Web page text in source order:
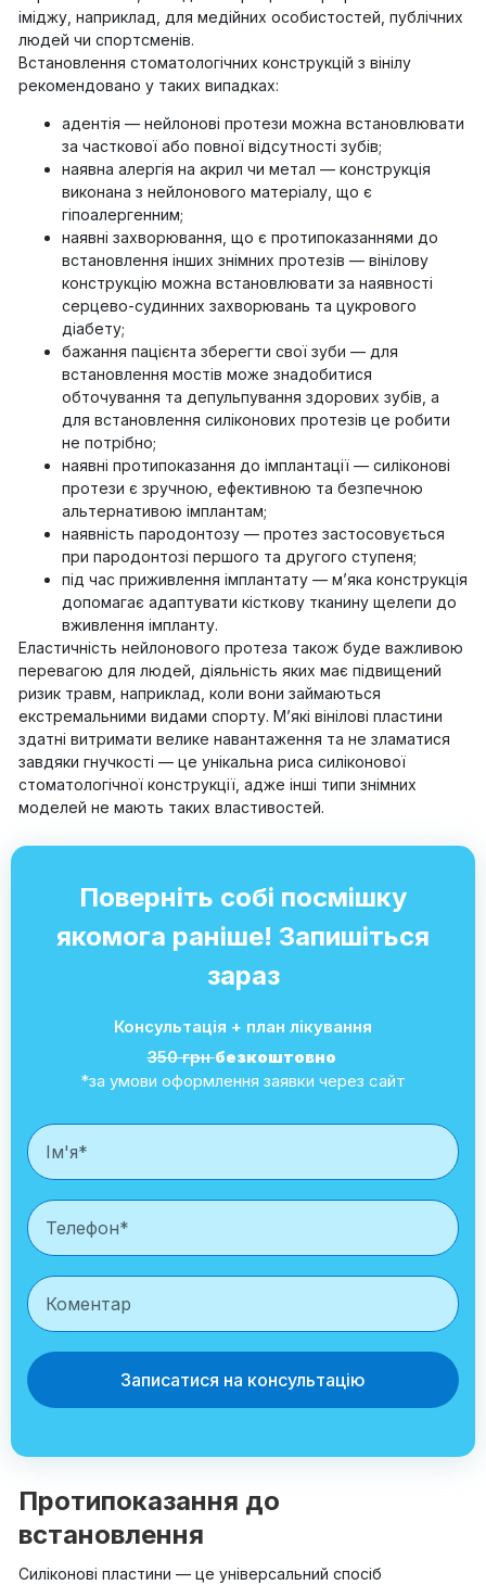
іміджу, наприклад, для медійних особистостей, публічних
людей чи спортсменів.
Встановлення стоматологічних конструкцій з вінілу
рекомендовано у таких випадках:
адентія — нейлонові протези можна встановлювати
за часткової або повної відсутності зубів;
наявна алергія на акрил чи метал — конструкція
виконана з нейлонового матеріалу, що є
гіпоалергенним;
наявні захворювання, що є протипоказаннями до
встановлення інших знімних протезів — вінілову
конструкцію можна встановлювати за наявності
серцево-судинних захворювань та цукрового
діабету;
бажання пацієнта зберегти свої зуби — для
встановлення мостів може знадобитися
обточування та депульпування здорових зубів, а
для встановлення силіконових протезів це робити
не потрібно;
наявні протипоказання до імплантації — силіконові
протези є зручною, ефективною та безпечною
альтернативою імплантам;
наявність пародонтозу — протез застосовується
при пародонтозі першого та другого ступеня;
під час приживлення імплантату — м’яка конструкція
допомагає адаптувати кісткову тканину щелепи до
вживлення імпланту.
Еластичність нейлонового протеза також буде важливою
перевагою для людей, діяльність яких має підвищений
ризик травм, наприклад, коли вони займаються
екстремальними видами спорту. М’які вінілові пластини
здатні витримати велике навантаження та не зламатися
завдяки гнучкості — це унікальна риса силіконової
стоматологічної конструкції, адже інші типи знімних
моделей не мають таких властивостей.
Поверніть собі посмішку
якомога раніше! Запишіться
зараз
Консультація + план лікування
350 грнбезкоштовно
*за умови оформлення заявки через сайт
Записатися на консультацію
Протипоказання до
встановлення
Силіконові пластини — це універсальний спосіб